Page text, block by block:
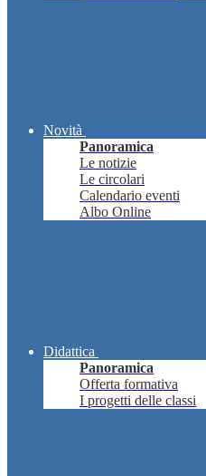
Novità
Panoramica
Le notizie
Le circolari
Calendario eventi
Albo Online
Didattica
Panoramica
Offerta formativa
I progetti delle classi